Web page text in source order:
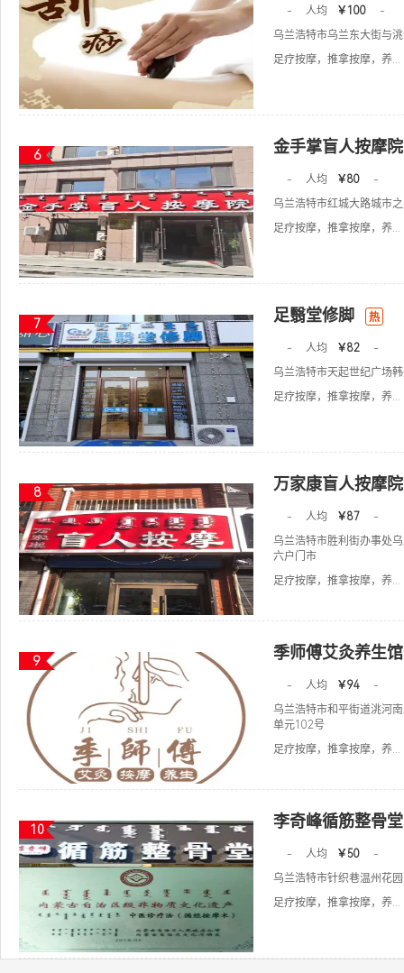
- 人均 ￥100
-
乌兰浩特市乌兰东大街与
足疗按摩，推拿按摩，养...
6 金手掌盲人按摩院
- 人均 ￥80
-
乌兰浩特市红城大路城市
足疗按摩，推拿按摩，养...
7 足翳堂修脚 热
- 人均 ￥82
-
乌兰浩特市天起世纪广场
足疗按摩，推拿按摩，养...
8 万家康盲人按摩院
- 人均 ￥87
-
乌兰浩特市胜利街办事处
六户门市
足疗按摩，推拿按摩，养...
9 季师傅艾灸养生馆
- 人均 ￥94
-
乌兰浩特市和平街道洮河
单元102号
足疗按摩，推拿按摩，养...
10 李奇峰循筋整骨堂
- 人均 ￥50
-
乌兰浩特市针织巷温州花
足疗按摩，推拿按摩，养...